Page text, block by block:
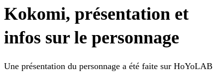
Kokomi, présentation et
infos sur le personnage
Une présentation du personnage a été faite sur HoYoLAB